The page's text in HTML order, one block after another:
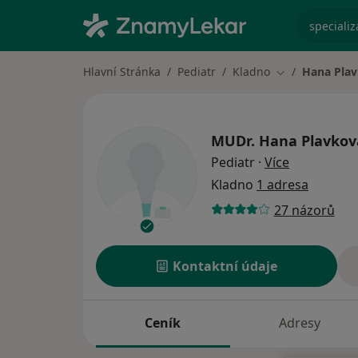
Hlavní Stránka Pediatr Kladno Změna města
Hana
MUDr. Hana
Pediatr · Více
Kladno 1 adresa
27 názorů
Kontaktní údaje
Ceník Adresy